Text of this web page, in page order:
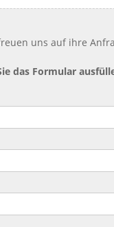
uns auf ihre
das Formular